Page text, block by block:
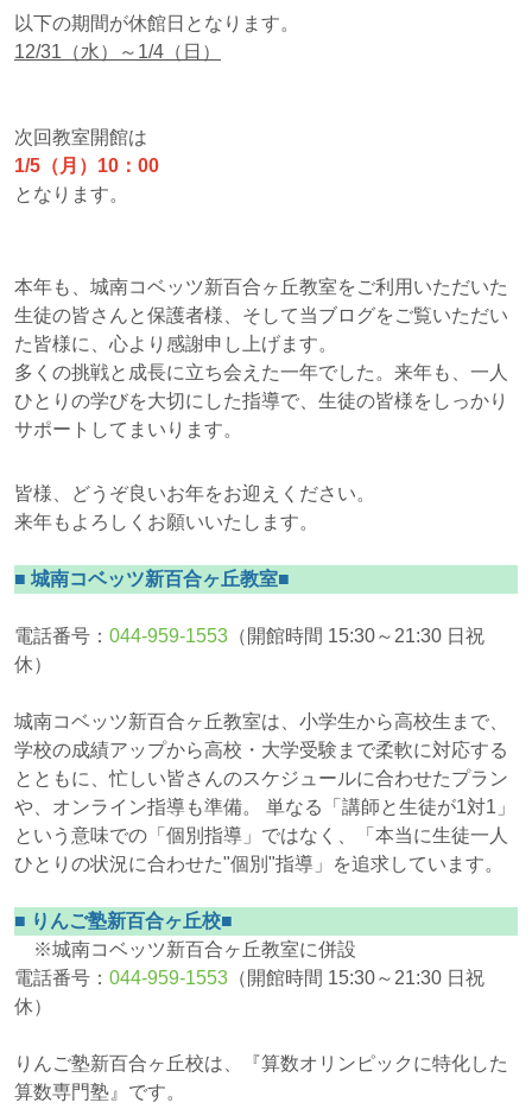
以下の期間が休館日となります。
12/31（水）～1/4（日）
次回教室開館は
1/5（月）10：00
となります。
本年も、城南コベッツ新百合ヶ丘教室をご利用いただいた
生徒の皆さんと保護者様、そして当ブログをご覧いただい
た皆様に、心より感謝申し上げます。
多くの挑戦と成長に立ち会えた一年でした。来年も、一人
ひとりの学びを大切にした指導で、生徒の皆様をしっかり
サポートしてまいります。
皆様、どうぞ良いお年をお迎えください。
来年もよろしくお願いいたします。
■ 城南コベッツ新百合ヶ丘教室■
電話番号： 044-959-1553 （開館時間 15:30～21:30 日祝
休）
城南コベッツ新百合ヶ丘教室は、小学生から高校生まで、
学校の成績アップから高校・大学受験まで柔軟に対応する
とともに、忙しい皆さんのスケジュールに合わせたプラン
や、オンライン指導も準備。 単なる「講師と生徒が1対1」
という意味での「個別指導」ではなく、「本当に生徒一人
ひとりの状況に合わせた"個別"指導」を追求しています。
■ りんご塾新百合ヶ丘校■
※城南コベッツ新百合ヶ丘教室に併設
電話番号： 044-959-1553 （開館時間 15:30～21:30 日祝
休）
りんご塾新百合ヶ丘校は、『算数オリンピックに特化した
算数専門塾』です。